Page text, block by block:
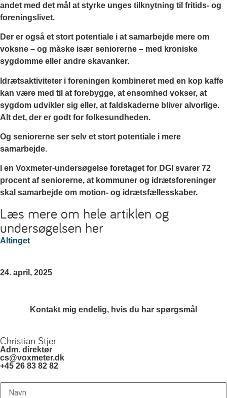
andet med det mål at styrke unges tilknytning til fritids- og
foreningslivet.
Der er også et stort potentiale i at samarbejde mere om
voksne – og måske især seniorerne – med kroniske
sygdomme eller andre skavanker.
Idrætsaktiviteter i foreningen kombineret med en kop kaffe
kan være med til at forebygge, at ensomhed vokser, at
sygdom udvikler sig eller, at faldskaderne bliver alvorlige.
Alt det, der er godt for folkesundheden.
Og seniorerne ser selv et stort potentiale i mere
samarbejde.
I en Voxmeter-undersøgelse foretaget for DGI svarer 72
procent af seniorerne, at kommuner og idrætsforeninger
skal samarbejde om motion- og idrætsfællesskaber.
Læs mere om hele artiklen og
undersøgelsen her
Altinget
24. april, 2025
Kontakt mig endelig, hvis du har spørgsmål
Christian Stjer
Adm. direktør
cs@voxmeter.dk
+45 26 83 82 82